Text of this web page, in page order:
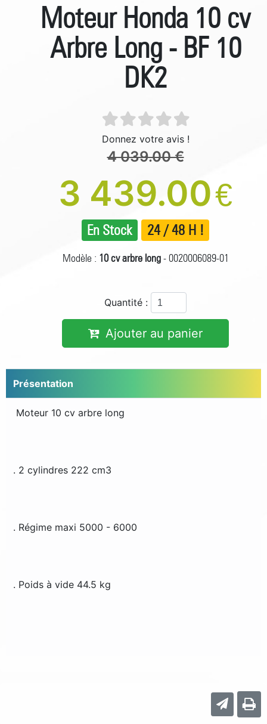
Moteur Honda 10 cv
Arbre Long - BF 10
DK2
Donnez votre avis !
4 039.00 €
3 439.00€
En Stock 24 / 48 H !
Modèle : 10 cv arbre long- 0020006089-01
Quantité :
Ajouter au panier
Présentation
Moteur 10 cv arbre long
. 2 cylindres 222 cm3
. Régime maxi 5000 - 6000
. Poids à vide 44.5 kg